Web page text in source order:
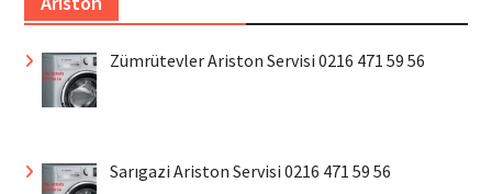
Zümrütevler Ariston Servisi 0216 471 59 56
Sarıgazi Ariston Servisi 0216 471 59 56